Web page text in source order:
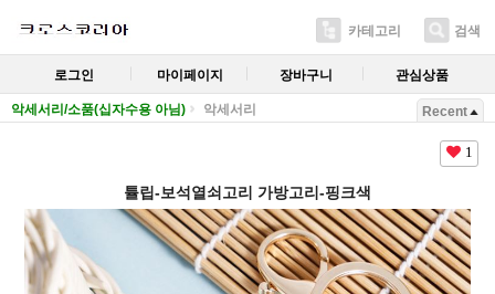
카테고리 검색
로그인 마이페이지 장바구니 관심상품
악세서리/소품(십자수용 아님) 악세서리 Recent
1
튤립-보석열쇠고리 가방고리-핑크색